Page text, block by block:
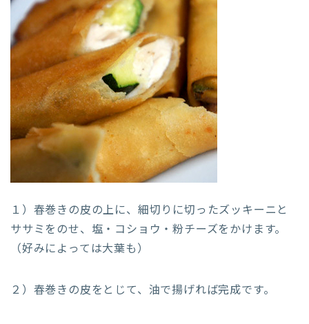
１）春巻きの皮の上に、細切りに切ったズッキーニと
ササミをのせ、塩・コショウ・粉チーズをかけます。
（好みによっては大葉も）
２）春巻きの皮をとじて、油で揚げれば完成です。